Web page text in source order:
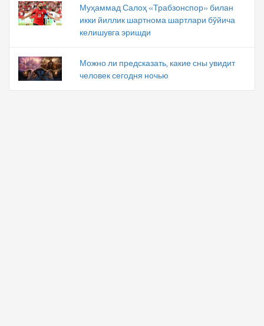
Муҳаммад Салоҳ «Трабзонспор» билан
икки йиллик шартнома шартлари бўйича
келишувга эришди
Можно ли предсказать, какие сны увидит
человек сегодня ночью